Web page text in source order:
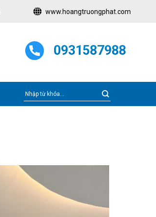
www.hoangtruongphat.com
0931587988